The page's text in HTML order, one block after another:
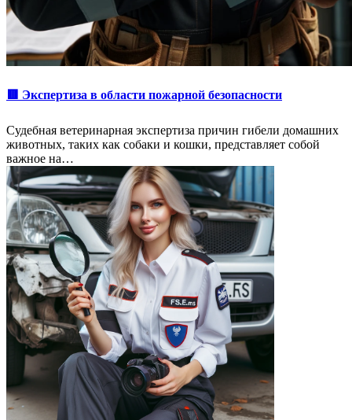
🟥 Экспертиза в области пожарной безопасности
Судебная ветеринарная экспертиза причин гибели домашних
животных, таких как собаки и кошки, представляет собой
важное на…